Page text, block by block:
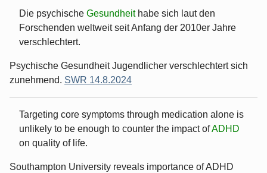
Die psychische Gesundheit habe sich laut den
Forschenden weltweit seit Anfang der 2010er Jahre
verschlechtert.
Psychische Gesundheit Jugendlicher verschlechtert sich
zunehmend. SWR 14.8.2024
Targeting core symptoms through medication alone is
unlikely to be enough to counter the impact ofADHD
on quality of life.
Southampton University reveals importance of ADHD